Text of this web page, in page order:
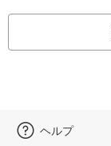
ヘルプ